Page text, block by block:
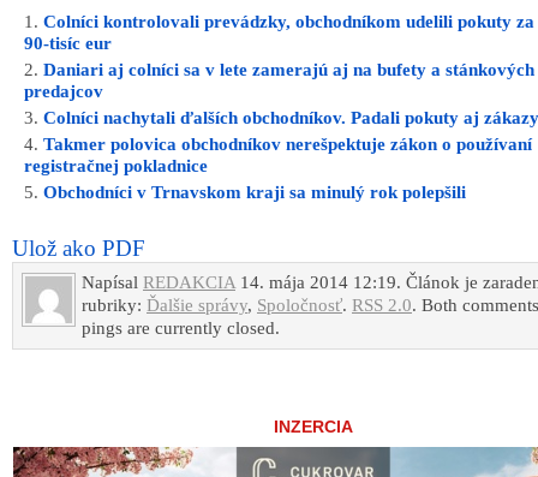
dokladu a vydanie pokladničného dokladu, ktorý však
náležitosti zákona.
V niektorých prípadoch boli pokuty uložené priamo
v celkovej výške 2 270 eur. V ostatných sa vedú
vo veci porušenia predpisov.
Trnavskí colníci budú v takýchto kontrolách
i v ostatných mestách a obciach trnavského kraja, čím
vylúčené, že sa vrátia opäť i na už skontrolované
skonštatovala hovorkyňa Colného úradu Trnava Iveta
Zdieľajte článok:
Facebook
90-tisíc eur